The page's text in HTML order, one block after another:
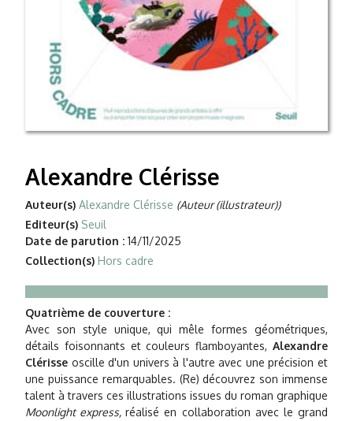
Alexandre Clérisse
Auteur(s) Alexandre Clérisse (Auteur (illustrateur))
Editeur(s) Seuil
Date de parution : 14/11/2025
Collection(s) Hors cadre
Quatrième de couverture :
Avec son style unique, qui mêle formes géométriques,
détails foisonnants et couleurs flamboyantes, Alexandre
Clérisse oscille d'un univers à l'autre avec une précision et
une puissance remarquables. (Re) découvrez son immense
talent à travers ces illustrations issues du roman graphique
Moonlight express,réalisé en collaboration avec le grand